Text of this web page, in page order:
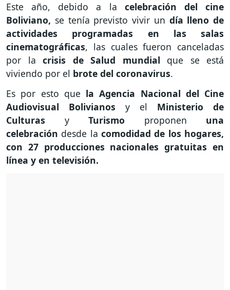
Este año, debido a la celebración del cine
Boliviano, se tenía previsto vivir un día lleno de
actividades programadas en las salas
cinematográficas, las cuales fueron canceladas
por la crisis de Salud mundial que se está
viviendo por el brote del coronavirus.
Es por esto que la Agencia Nacional del Cine
Audiovisual Bolivianos y el Ministerio de
Culturas yTurismo proponen una
celebración desde la comodidad de los hogares,
con 27 producciones nacionales gratuitas en
línea y en televisión.